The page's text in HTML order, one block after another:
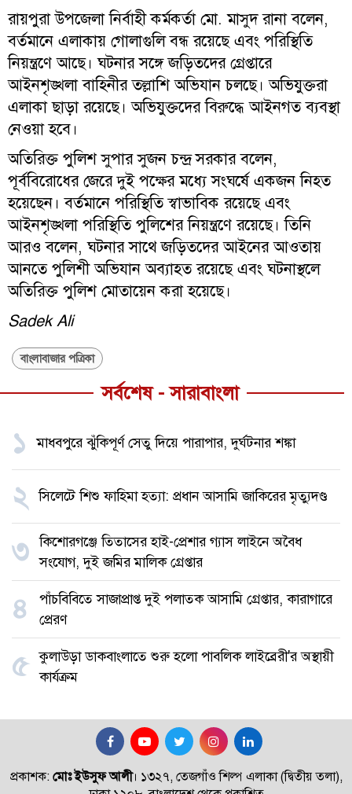
রায়পুরা উপজেলা নির্বাহী কর্মকর্তা মো. মাসুদ রানা বলেন,
বর্তমানে এলাকায় গোলাগুলি বন্ধ রয়েছে এবং পরিস্থিতি
নিয়ন্ত্রণে আছে। ঘটনার সঙ্গে জড়িতদের গ্রেপ্তারে
আইনশৃঙ্খলা বাহিনীর তল্লাশি অভিযান চলছে। অভিযুক্তরা
এলাকা ছাড়া রয়েছে। অভিযুক্তদের বিরুদ্ধে আইনগত ব্যবস্থা
নেওয়া হবে।
অতিরিক্ত পুলিশ সুপার সুজন চন্দ্র সরকার বলেন,
পূর্ববিরোধের জেরে দুই পক্ষের মধ্যে সংঘর্ষে একজন নিহত
হয়েছেন। বর্তমানে পরিস্থিতি স্বাভাবিক রয়েছে এবং
আইনশৃঙ্খলা পরিস্থিতি পুলিশের নিয়ন্ত্রণে রয়েছে। তিনি
আরও বলেন, ঘটনার সাথে জড়িতদের আইনের আওতায়
আনতে পুলিশী অভিযান অব্যাহত রয়েছে এবং ঘটনাস্থলে
অতিরিক্ত পুলিশ মোতায়েন করা হয়েছে।
Sadek Ali
বাংলাবাজার পত্রিকা
সর্বশেষ - সারাবাংলা
১ মাধবপুরে ঝুঁকিপূর্ণ সেতু দিয়ে পারাপার, দুর্ঘটনার শঙ্কা
২ সিলেটে শিশু ফাহিমা হত্যা: প্রধান আসামি জাকিরের মৃত্যুদণ্ড
৩ কিশোরগঞ্জে তিতাসের হাই-প্রেশার গ্যাস লাইনে অবৈধ
সংযোগ, দুই জমির মালিক গ্রেপ্তার
৪
পাঁচবিবিতে সাজাপ্রাপ্ত দুই পলাতক আসামি গ্রেপ্তার, কারাগারে
প্রেরণ
৫ কুলাউড়া ডাকবাংলাতে শুরু হলো পাবলিক লাইব্রেরী'র অস্থায়ী
কার্যক্রম
প্রকাশক:মোঃ ইউসুফ আলী। ১৩২৭, তেজগাঁও শিল্প এলাকা (দ্বিতীয় তলা),